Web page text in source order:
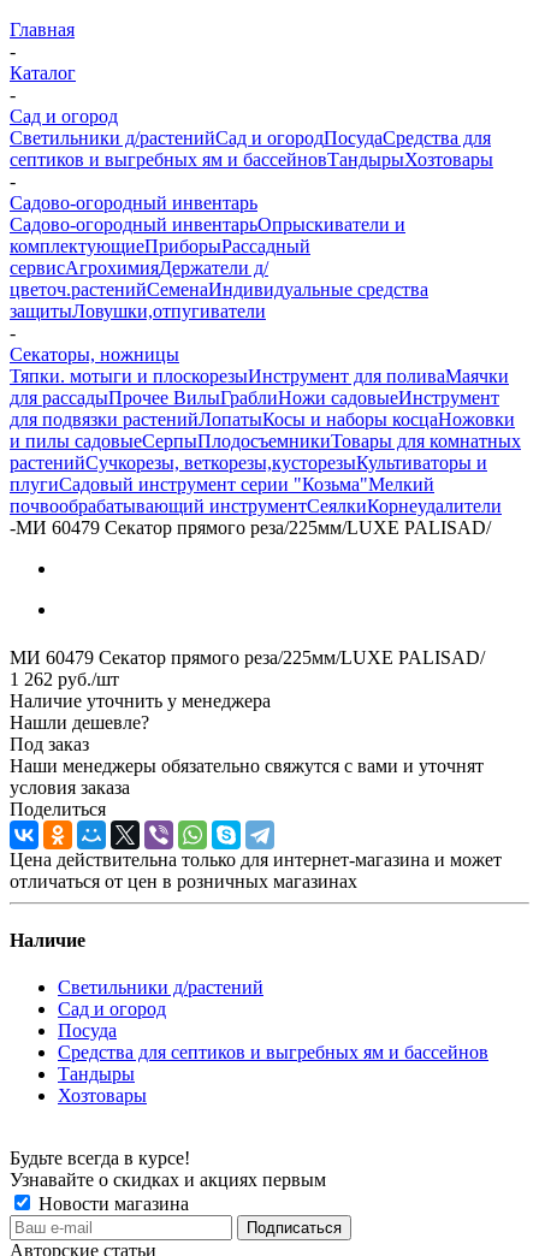
Главная
-
Каталог
-
Сад и огород
Светильники д/растенийСад и огородПосудаСредства для
септиков и выгребных ям и бассейновТандырыХозтовары
-
Садово-огородный инвентарь
Садово-огородный инвентарьОпрыскиватели и
комплектующиеПриборыРассадный
сервисАгрохимияДержатели д/
цветоч.растенийСеменаИндивидуальные средства
защитыЛовушки,отпугиватели
-
Секаторы, ножницы
Тяпки. мотыги и плоскорезыИнструмент для поливаМаячки
для рассадыПрочее ВилыГраблиНожи садовыеИнструмент
для подвязки растенийЛопатыКосы и наборы косцаНожовки
и пилы садовыеСерпыПлодосъемникиТовары для комнатных
растенийСучкорезы, веткорезы,кусторезыКультиваторы и
плугиСадовый инструмент серии "Козьма"Мелкий
почвообрабатывающий инструментСеялкиКорнеудалители
-МИ 60479 Секатор прямого реза/225мм/LUXE PALISAD/
МИ 60479 Секатор прямого реза/225мм/LUXE PALISAD/
1 262 руб./шт
Наличие уточнить у менеджера
Нашли дешевле?
Под заказ
Наши менеджеры обязательно свяжутся с вами и уточнят
условия заказа
Поделиться
Цена действительна только для интернет-магазина и может
отличаться от цен в розничных магазинах
Наличие
Светильники д/растений
Сад и огород
Посуда
Средства для септиков и выгребных ям и бассейнов
Тандыры
Хозтовары
Будьте всегда в курсе!
Узнавайте о скидках и акциях первым
Новости магазина
Авторские статьи